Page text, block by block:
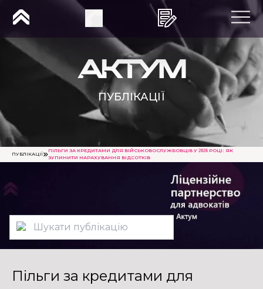
ПУБЛІКАЦІЇ
ПУБЛІКАЦІЇ
ПІЛЬГИ ЗА КРЕДИТАМИ ДЛЯ ВІЙСЬКОВОСЛУЖБОВЦІВ У 2026 РОЦІ: ЯК
ЗУПИНИТИ НАРАХУВАННЯ ВІДСОТКІВ
Пільги за кредитами для